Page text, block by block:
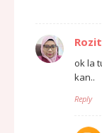
ok la
kan..
Reply